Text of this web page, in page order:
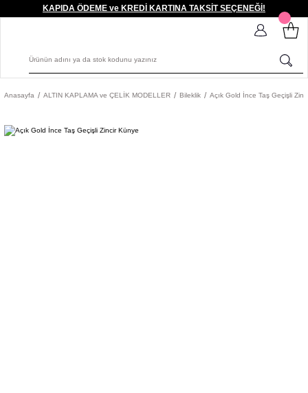
KAPIDA ÖDEME ve KREDİ KARTINA TAKSİT SEÇENEĞİ!
Anasayfa ALTIN KAPLAMA ve ÇELİK MODELLER Bileklik Açık Gold İnce Taş Geçişli